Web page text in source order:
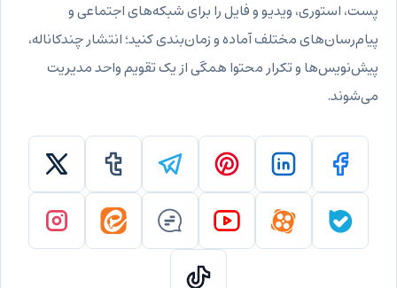
پست، استوری، ویدیو و فایل را برای شبکه‌های اجتماعی و
پیام‌رسان‌های مختلف آماده و زمان‌بندی کنید؛ انتشار چندکاناله،
پیش‌نویس‌ها و تکرار محتوا همگی از یک تقویم واحد مدیریت
می‌شوند.